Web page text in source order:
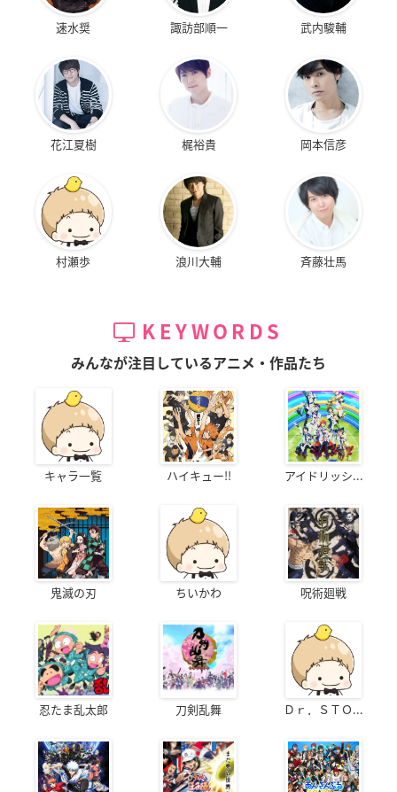
速水奨 諏訪部順一 武内駿輔
花江夏樹 梶裕貴 岡本信彦
村瀬歩 浪川大輔 斉藤壮馬
KEYWORDS
みんなが注目しているアニメ・作品たち
キャラ一覧 ハイキュー!! アイドリッシ...
鬼滅の刃 ちいかわ 呪術廻戦
忍たま乱太郎 刀剣乱舞 Ｄｒ．ＳＴＯ...